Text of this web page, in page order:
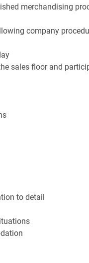
merchandising
company
sales floor and
to detail